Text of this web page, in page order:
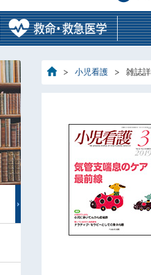
小児看護 雑誌